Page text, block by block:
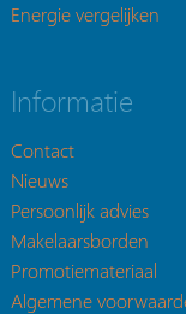
Energie vergelijken
Informatie
Contact
Nieuws
Persoonlijk advies
Makelaarsborden
Promotiemateriaal
Algemene